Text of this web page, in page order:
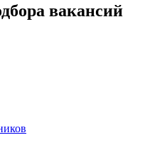
вакансий